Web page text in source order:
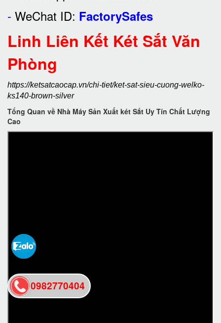
- WeChat ID: FactorySafes
Linh Liên Kết Két Sắt Văn
Phòng
https://ketsatcaocap.vn/chi-tiet/ket-sat-sieu-cuong-welko-
ks140-brown-silver
Tổng Quan về Nhà Máy Sản Xuất két Sắt Uy Tín Chất Lượng
Cao
0982770404